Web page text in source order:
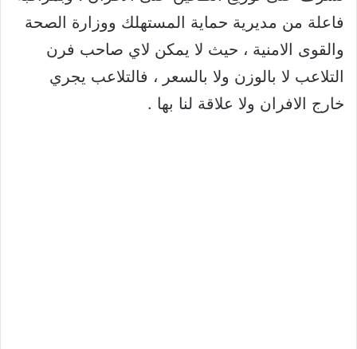
فاعلة من مديرية حماية المستهلك ووزارة الصحة
والقوى الامنية ، حيث لا يمكن لاي صاحب فرن
التلاعب لا بالوزن ولا بالسعر ، فالتلاعب يجري
خارج الافران ولا علاقة لنا بها .